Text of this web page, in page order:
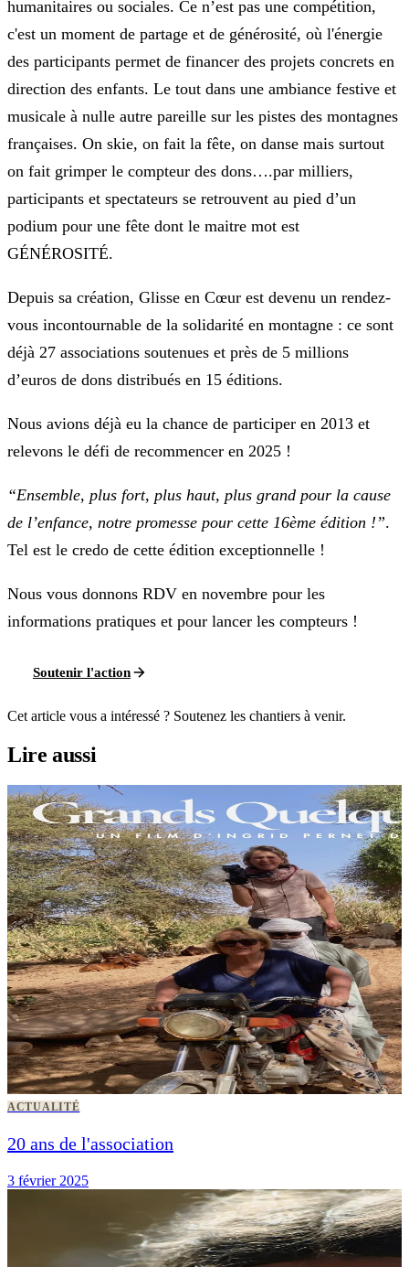
humanitaires ou sociales. Ce n’est pas une compétition,
c'est un moment de partage et de générosité, où l'énergie
des participants permet de financer des projets concrets en
direction des enfants. Le tout dans une ambiance festive et
musicale à nulle autre pareille sur les pistes des montagnes
françaises. On skie, on fait la fête, on danse mais surtout
on fait grimper le compteur des dons….par milliers,
participants et spectateurs se retrouvent au pied d’un
podium pour une fête dont le maitre mot est
GÉNÉROSITÉ.
Depuis sa création, Glisse en Cœur est devenu un rendez-
vous incontournable de la solidarité en montagne : ce sont
déjà 27 associations soutenues et près de 5 millions
d’euros de dons distribués en 15 éditions.
Nous avions déjà eu la chance de participer en 2013 et
relevons le défi de recommencer en 2025 !
“Ensemble, plus fort, plus haut, plus grand pour la cause
de l’enfance, notre promesse pour cette 16ème édition !”.
Tel est le credo de cette édition exceptionnelle !
Nous vous donnons RDV en novembre pour les
informations pratiques et pour lancer les compteurs !
Soutenir l'action
Cet article vous a intéressé ? Soutenez les chantiers à venir.
Lire aussi
ACTUALITÉ
20 ans de l'association
3 février 2025